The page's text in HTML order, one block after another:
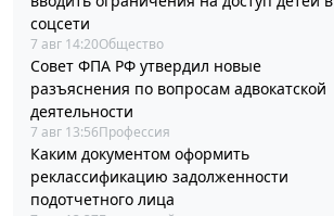
соцсети
7 авг 14:20Общество
Совет ФПА РФ утвердил новые
разъяснения по вопросам адвокатской
деятельности
7 авг 13:56Профессия
Каким документом оформить
реклассификацию задолженности
подотчетного лица